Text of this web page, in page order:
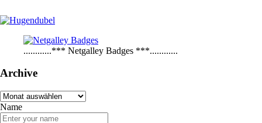
............*** Netgalley Badges ***............
Archive
Archive
Name